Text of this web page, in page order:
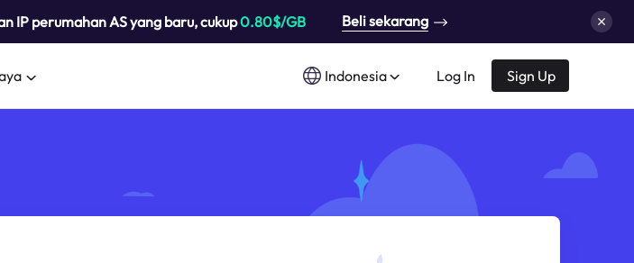
IP perumahan AS yang baru, cukup0.80$/GB Beli sekarang
Indonesia Log In Sign Up